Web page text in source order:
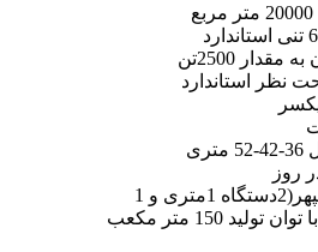
2500تن
نظر استاندارد
روز
3 دستگاه بچینگ لیپهر(2دستگاه 1متری و 1
دستگاه 1/2 متری با توان تولید 150 متر مکعب